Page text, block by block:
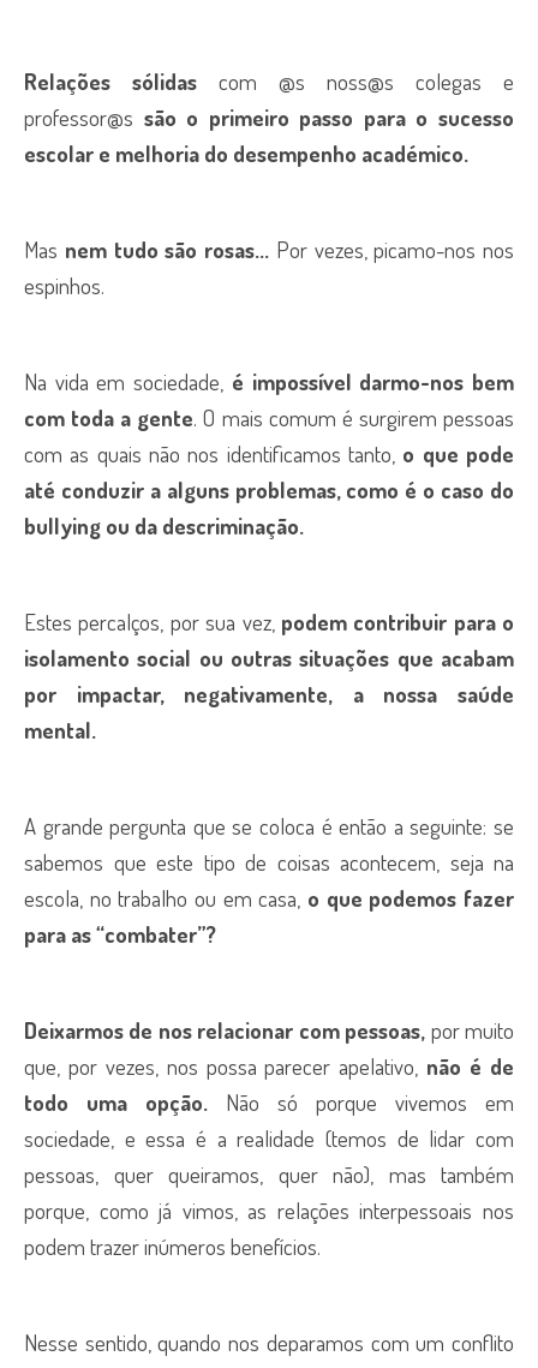
Relações sólidas com @s noss@s colegas e
professor@s são o primeiro passo para o sucesso
escolar e melhoria do desempenho académico.
Mas nem tudo são rosas... Por vezes, picamo-nos nos
espinhos.
Na vida em sociedade, é impossível darmo-nos bem
com toda a gente. O mais comum é surgirem pessoas
com as quais não nos identificamos tanto, o que pode
até conduzir a alguns problemas, como é o caso do
bullying ou da descriminação.
Estes percalços, por sua vez, podem contribuir para o
isolamento social ou outras situações que acabam
por impactar, negativamente, a nossa saúde
mental.
A grande pergunta que se coloca é então a seguinte: se
sabemos que este tipo de coisas acontecem, seja na
escola, no trabalho ou em casa, o que podemos fazer
para as “combater”?
Deixarmos de nos relacionar com pessoas, por muito
que, por vezes, nos possa parecer apelativo, não é de
todo uma opção. Não só porque vivemos em
sociedade, e essa é a realidade (temos de lidar com
pessoas, quer queiramos, quer não), mas também
porque, como já vimos, as relações interpessoais nos
podem trazer inúmeros benefícios.
Nesse sentido, quando nos deparamos com um conflito